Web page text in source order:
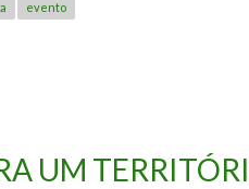
evento
UM